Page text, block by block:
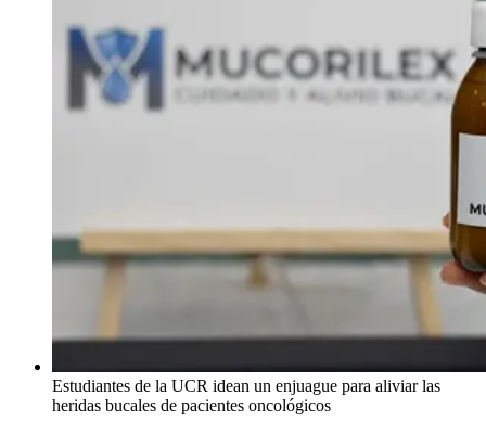
Estudiantes de la UCR idean un enjuague para aliviar las
heridas bucales de pacientes oncológicos